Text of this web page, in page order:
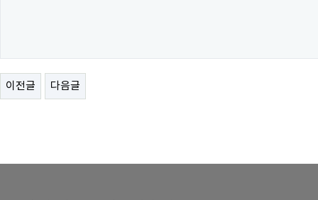
이전글 다음글